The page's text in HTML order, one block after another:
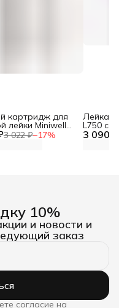
3 022 ₽−17%
картридж для
лейки Miniwell
3 090 ₽
Лейка
L750 со
10%
и новости и
заказ
согласие на